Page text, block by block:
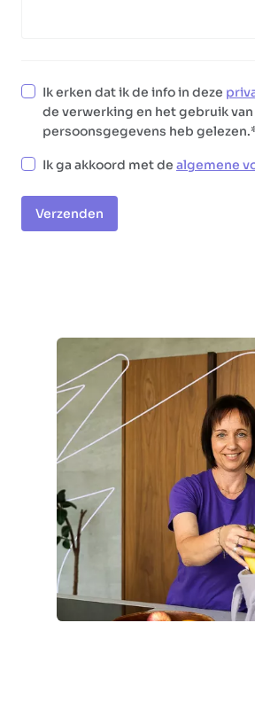
Ik erken dat ik de info in deze
de verwerking en het gebruik
persoonsgegevens heb gelezen.
Ik ga akkoord met de algemene
Verzenden